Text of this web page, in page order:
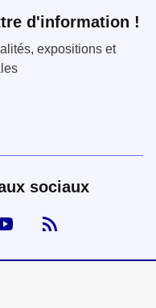
d'information !
expositions et
sociaux
Instagram
Youtube